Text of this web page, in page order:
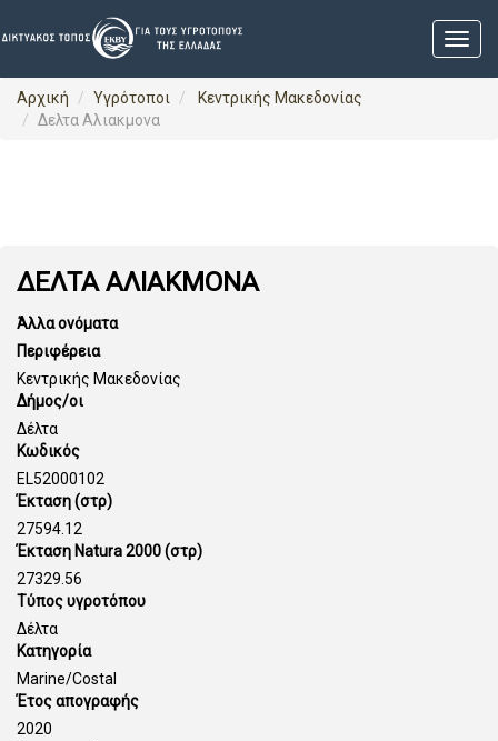
Αρχική Υγρότοποι
Κεντρικής Μακεδονίας
Δελτα Αλιακμονα
ΔΕΛΤΑ ΑΛΙΑΚΜΟΝΑ
Άλλα ονόματα
Περιφέρεια
Κεντρικής Μακεδονίας
Δήμος/οι
Δέλτα
Κωδικός
EL52000102
Έκταση (στρ)
27594.12
Έκταση Natura 2000 (στρ)
27329.56
Τύπος υγροτόπου
Δέλτα
Κατηγορία
Marine/Costal
Έτος απογραφής
2020